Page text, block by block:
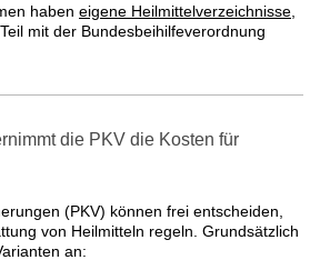
haben eigene Heilmittelverzeichnisse
mit der Bundesbeihilfeverordnung
die PKV die Kosten für
(PKV) können frei entscheiden,
von Heilmitteln regeln. Grundsätzlich
an: